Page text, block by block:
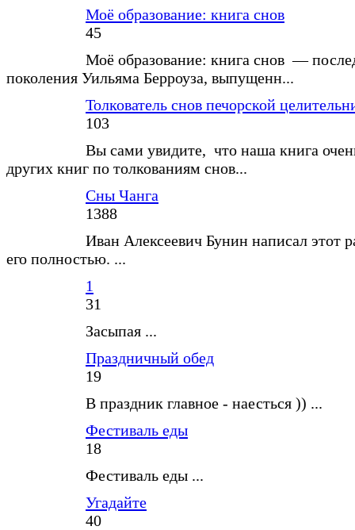
Моё образование: книга снов
45
Моё образование: книга снов —
поколения Уильяма Берроуза, выпущенн...
Толкователь снов печорской
103
Вы сами увидите, что наша книга
других книг по толкованиям снов...
Сны Чанга
1388
Иван Алексеевич Бунин написал этот
его полностью. ...
1
31
Засыпая ...
Праздничный обед
19
В праздник главное - наесться )) ...
Фестиваль еды
18
Фестиваль еды ...
Угадайте
40